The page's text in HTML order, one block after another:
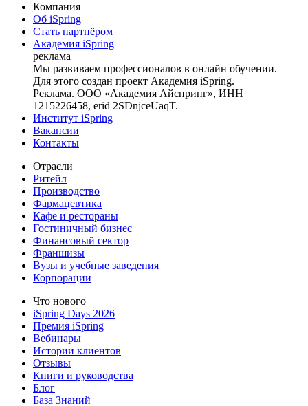
Компания
Об iSpring
Стать партнёром
Академия iSpring
реклама
Мы развиваем профессионалов в онлайн обучении.
Для этого создан проект Академия iSpring.
Реклама. ООО «Академия Айспринг», ИНН
1215226458, erid 2SDnjceUaqT.
Институт iSpring
Вакансии
Контакты
Отрасли
Ритейл
Производство
Фармацевтика
Кафе и рестораны
Гостиничный бизнес
Финансовый сектор
Франшизы
Вузы и учебные заведения
Корпорации
Что нового
iSpring Days 2026
Премия iSpring
Вебинары
Истории клиентов
Отзывы
Книги и руководства
Блог
База Знаний